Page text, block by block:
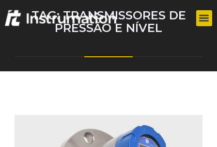
TAG: TRANSMISSORES DE
PRESSÃO E NÍVEL